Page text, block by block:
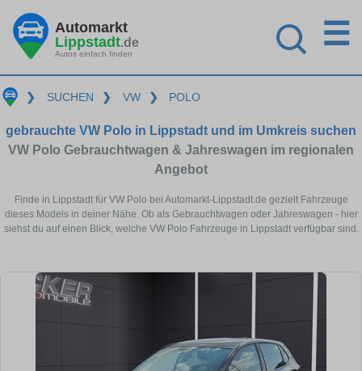
Automarkt
Lippstadt.de
Autos einfach finden
☰
❯ SUCHEN ❯ VW ❯ POLO
gebrauchte VW Polo in Lippstadt und im Umkreis suchen
VW Polo Gebrauchtwagen & Jahreswagen im regionalen
Angebot
Finde in Lippstadt für VW Polo bei Automarkt-Lippstadt.de gezielt Fahrzeuge
dieses Models in deiner Nähe. Ob als Gebrauchtwagen oder Jahreswagen - hier
siehst du auf einen Blick, welche VW Polo Fahrzeuge in Lippstadt verfügbar sind.